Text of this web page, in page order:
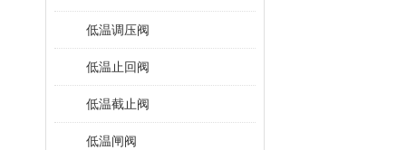
低温调压阀
低温止回阀
低温截止阀
低温闸阀